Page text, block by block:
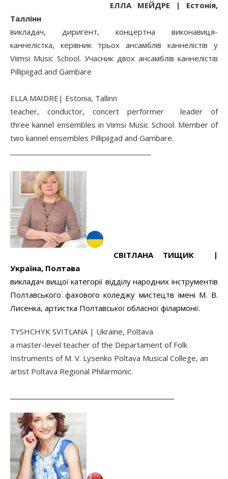
ЕЛЛА МЕЙДРЕ | Естонія,
Таллінн
викладач, диригент, концертна виконавиця-
каннелістка, керівник трьох ансамблів каннелістів у
Viimsi Music School. Учасник двох ансамблів каннелістів
Pillipiigad and Gambare
ELLA MAIDRE| Estonia, Tallinn
teacher, conductor, concert performer leader of
three kannel ensembles in Viimsi Music School. Member of
two kannel ensembles Pillipiigad and Gambare.
СВІТЛАНА ТИЩИК |
Україна, Полтава
викладач вищої категорії відділу народних інструментів
Полтавського фахового коледжу мистецтв імені М. В.
Лисенка, артистка Полтавської обласної філармонії.
TYSHCHYK SVITLANA | Ukraine, Poltava
a master-level teacher of the Departament of Folk
Instruments of M. V. Lysenko Poltava Musical College, an
artist Poltava Regional Philarmonic.